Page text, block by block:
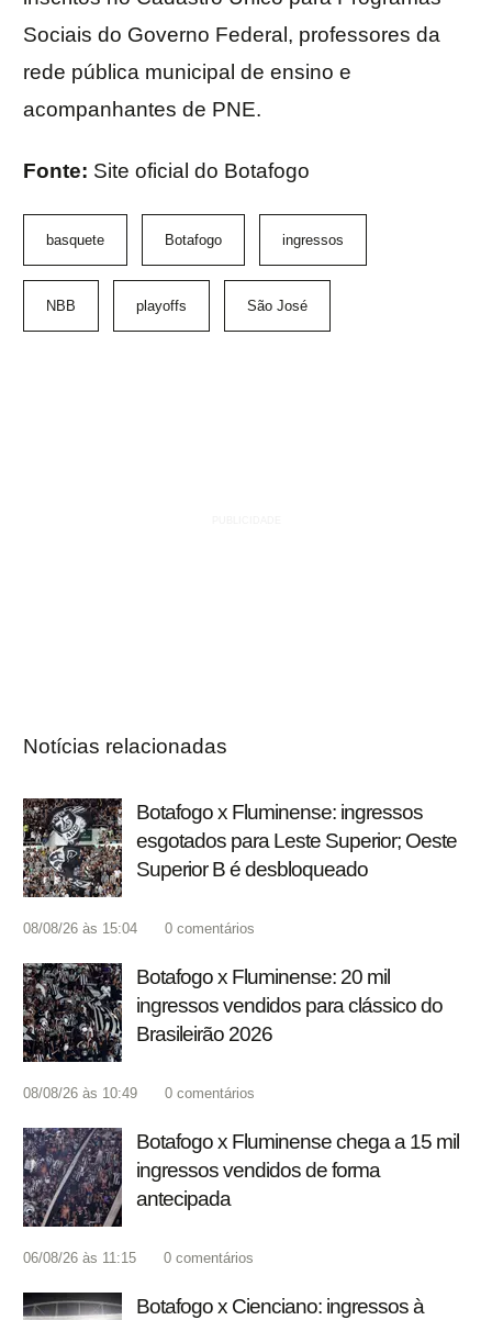
Sociais do Governo Federal, professores da
rede pública municipal de ensino e
acompanhantes de PNE.
Fonte: Site oficial do Botafogo
basquete Botafogo ingressos
NBB playoffs São José
Notícias relacionadas
Botafogo x Fluminense: ingressos
esgotados para Leste Superior; Oeste
Superior B é desbloqueado
08/08/26 às 15:04 0 comentários
Botafogo x Fluminense: 20 mil
ingressos vendidos para clássico do
Brasileirão 2026
08/08/26 às 10:49 0 comentários
Botafogo x Fluminense chega a 15 mil
ingressos vendidos de forma
antecipada
06/08/26 às 11:15 0 comentários
Botafogo x Cienciano: ingressos à